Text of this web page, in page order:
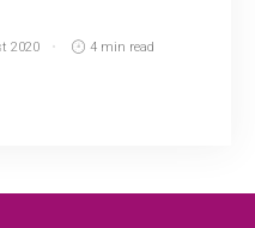
2020 4 min read
vestimentar. ...